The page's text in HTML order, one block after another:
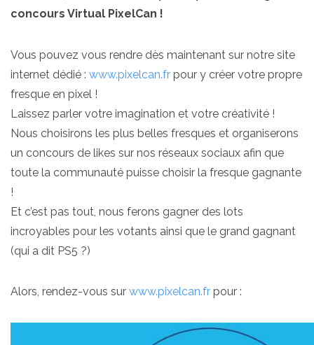
concours Virtual PixelCan !
Vous pouvez vous rendre dès maintenant sur notre site
internet dédié : www.pixelcan.fr pour y créer votre propre
fresque en pixel !
Laissez parler votre imagination et votre créativité !
Nous choisirons les plus belles fresques et organiserons
un concours de likes sur nos réseaux sociaux afin que
toute la communauté puisse choisir la fresque gagnante
!
Et c’est pas tout, nous ferons gagner des lots
incroyables pour les votants ainsi que le grand gagnant
(qui a dit PS5 ?)
Alors, rendez-vous sur www.pixelcan.fr pour :